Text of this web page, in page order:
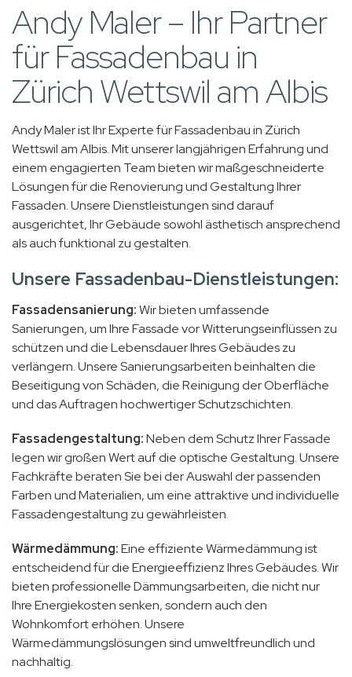
Andy Maler – Ihr Partner
für Fassadenbau in
Zürich Wettswil am Albis
Andy Maler ist Ihr Experte für Fassadenbau in Zürich
Wettswil am Albis. Mit unserer langjährigen Erfahrung und
einem engagierten Team bieten wir maßgeschneiderte
Lösungen für die Renovierung und Gestaltung Ihrer
Fassaden. Unsere Dienstleistungen sind darauf
ausgerichtet, Ihr Gebäude sowohl ästhetisch ansprechend
als auch funktional zu gestalten.
Unsere Fassadenbau-Dienstleistungen:
Fassadensanierung:Wir bieten umfassende
Sanierungen, um Ihre Fassade vor Witterungseinflüssen zu
schützen und die Lebensdauer Ihres Gebäudes zu
verlängern. Unsere Sanierungsarbeiten beinhalten die
Beseitigung von Schäden, die Reinigung der Oberfläche
und das Auftragen hochwertiger Schutzschichten.
Fassadengestaltung:Neben dem Schutz Ihrer Fassade
legen wir großen Wert auf die optische Gestaltung. Unsere
Fachkräfte beraten Sie bei der Auswahl der passenden
Farben und Materialien, um eine attraktive und individuelle
Fassadengestaltung zu gewährleisten.
Wärmedämmung:Eine effiziente Wärmedämmung ist
entscheidend für die Energieeffizienz Ihres Gebäudes. Wir
bieten professionelle Dämmungsarbeiten, die nicht nur
Ihre Energiekosten senken, sondern auch den
Wohnkomfort erhöhen. Unsere
Wärmedämmungslösungen sind umweltfreundlich und
nachhaltig.